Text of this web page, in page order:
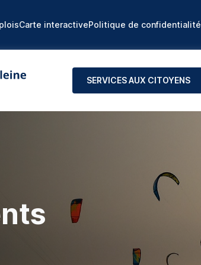
Carte interactivePolitique de confidentialité
SERVICES AUX CITOYENS